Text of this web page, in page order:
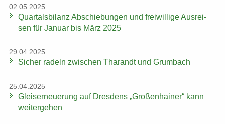
02.05.2025
Quar­tals­bi­lanz Ab­schie­bun­gen und frei­wil­li­ge Aus­rei­
sen für Ja­nu­ar bis März 2025
29.04.2025
Si­cher ra­deln zwi­schen Tha­randt und Grum­bach
25.04.2025
Gleis­er­neue­rung auf Dres­dens „Gro­ßen­hai­ner“ kann
wei­ter­ge­hen